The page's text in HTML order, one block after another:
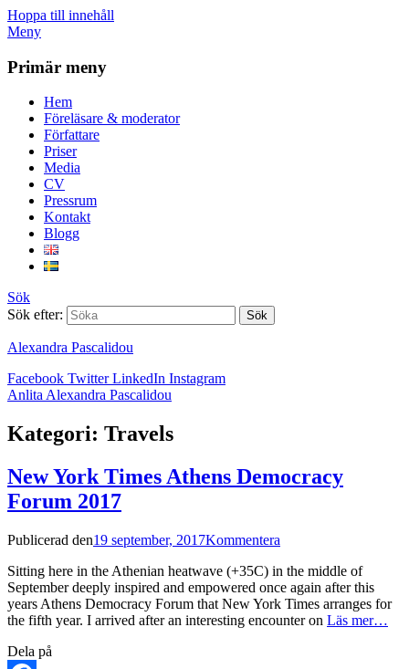
Hoppa till innehåll
Meny
Primär meny
Hem
Föreläsare & moderator
Författare
Priser
Media
CV
Pressrum
Kontakt
Blogg
Sök
Sök efter:
Alexandra Pascalidou
Facebook Twitter LinkedIn Instagram
Anlita Alexandra Pascalidou
Kategori: Travels
New York Times Athens Democracy
Forum 2017
Publicerad den19 september, 2017Kommentera
Sitting here in the Athenian heatwave (+35C) in the middle of
September deeply inspired and empowered once again after this
years Athens Democracy Forum that New York Times arranges for
the fifth year. I arrived after an interesting encounter on Läs mer…
Dela på